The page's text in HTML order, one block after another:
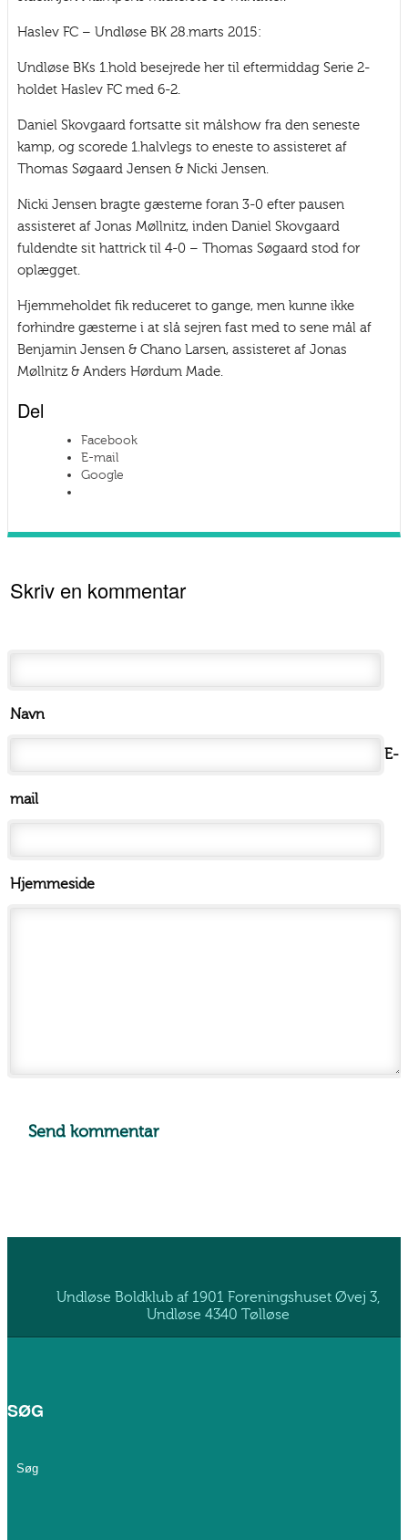
Haslev FC – Undløse BK 28.marts 2015:
Undløse BKs 1.hold besejrede her til eftermiddag Serie 2-
holdet Haslev FC med 6-2.
Daniel Skovgaard fortsatte sit målshow fra den seneste
kamp, og scorede 1.halvlegs to eneste to assisteret af
Thomas Søgaard Jensen & Nicki Jensen.
Nicki Jensen bragte gæsterne foran 3-0 efter pausen
assisteret af Jonas Møllnitz, inden Daniel Skovgaard
fuldendte sit hattrick til 4-0 – Thomas Søgaard stod for
oplægget.
Hjemmeholdet fik reduceret to gange, men kunne ikke
forhindre gæsterne i at slå sejren fast med to sene mål af
Benjamin Jensen & Chano Larsen, assisteret af Jonas
Møllnitz & Anders Hørdum Made.
Del
Facebook
E-mail
Google
Skriv en kommentar
Navn
E-
mail
Hjemmeside
Undløse Boldklub af 1901 Foreningshuset Øvej 3,
Undløse 4340 Tølløse
SØG